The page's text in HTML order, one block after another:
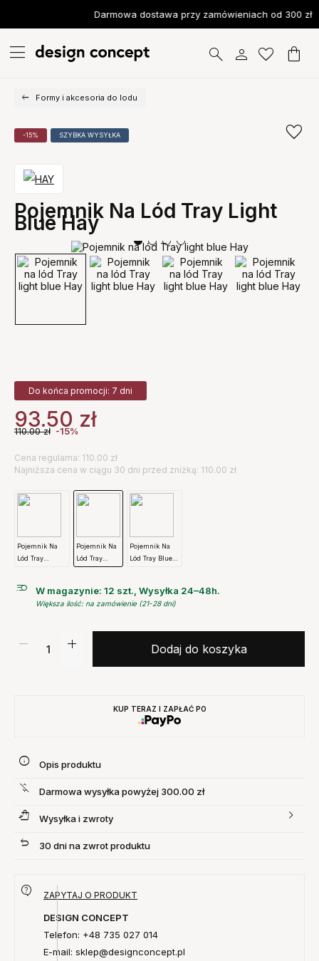
Darmowa dostawa przy zamówieniach od 300 zł
Formy i akcesoria do lodu
-15% SZYBKA WYSYŁKA
Pojemnik Na Lód Tray Light
Blue Hay
Do końca promocji: 7 dni
93.50 zł
110.00zł -15%
Cena regularna: 110.00 zł
Najniższa cena w ciągu 30 dni przed zniżką: 110.00 zł
Pojemnik Na
Lód Tray
Pojemnik Na
Lód Tray
Pojemnik Na
Lód Tray Blue
W magazynie: 12 szt., Wysyłka 24–48h.
Większa ilość: na zamówienie (21-28 dni)
Dodaj do koszyka
KUP TERAZ I ZAPŁAĆ PO
Opis produktu
Darmowa wysyłka powyżej 300.00 zł
Wysyłka i zwroty
30 dni na zwrot produktu
ZAPYTAJ O PRODUKT
DESIGN CONCEPT
Telefon: +48 735 027 014
E-mail: sklep@designconcept.pl